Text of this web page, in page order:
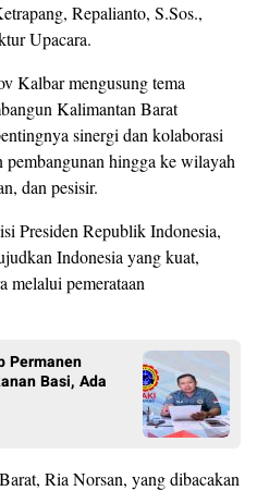
Repalianto, S.Sos.,
Upacara.
Kalbar mengusung tema
Kalimantan Barat
sinergi dan kolaborasi
hingga ke wilayah
dan pesisir.
Presiden Republik Indonesia,
Indonesia yang kuat,
melalui pemerataan
Permanen
Basi, Ada
Ria Norsan, yang dibacakan